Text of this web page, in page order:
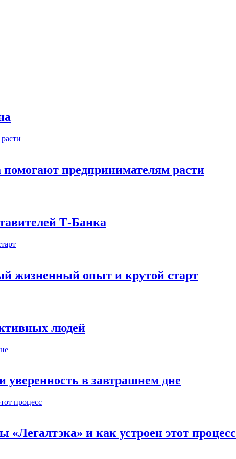
предпринимателям расти
Т-Банка
жизненный опыт и крутой старт
людей
в завтрашнем дне
и как устроен этот процесс